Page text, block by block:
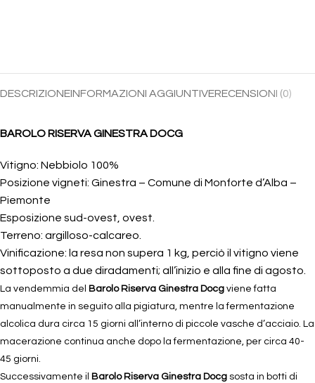
DESCRIZIONEINFORMAZIONI AGGIUNTIVERECENSIONI (0)
BAROLO RISERVA GINESTRA DOCG
Vitigno: Nebbiolo 100%
Posizione vigneti: Ginestra – Comune di Monforte d’Alba –
Piemonte
Esposizione sud-ovest, ovest.
Terreno: argilloso-calcareo.
Vinificazione: la resa non supera 1 kg, perciò il vitigno viene
sottoposto a due diradamenti; all’inizio e alla fine di agosto.
La vendemmia del Barolo Riserva Ginestra Docg viene fatta
manualmente in seguito alla pigiatura, mentre la fermentazione
alcolica dura circa 15 giorni all’interno di piccole vasche d’acciaio. La
macerazione continua anche dopo la fermentazione, per circa 40-
45 giorni.
Successivamente il Barolo Riserva Ginestra Docg sosta in botti di